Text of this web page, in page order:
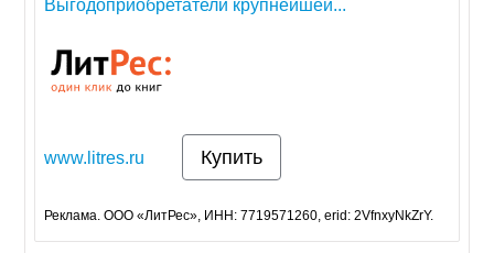
Выгодоприобретатели крупнейшей...
www.litres.ru Купить
Реклама. ООО «ЛитРес», ИНН: 7719571260, erid: 2VfnxyNkZrY.